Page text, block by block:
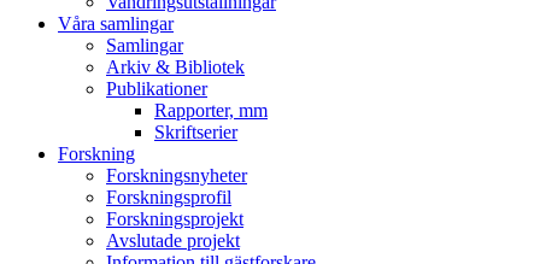
Våra samlingar
Samlingar
Arkiv & Bibliotek
Publikationer
Rapporter, mm
Skriftserier
Forskning
Forskningsnyheter
Forskningsprofil
Forskningsprojekt
Avslutade projekt